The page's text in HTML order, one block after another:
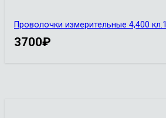
Проволочки измерительные 4,400 кл.1
3700₽